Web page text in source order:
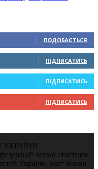
ПОДОБАЄТЬСЯ
ПІДПИСАТИСЬ
ПІДПИСАТИСЬ
ПІДПИСАТИСЬ
УКРАЇНИ
легкої атлетики
України, міст Києва